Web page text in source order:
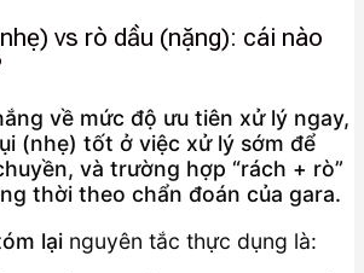
vs rò dầu (nặng): cái nào
về mức độ ưu tiên xử lý ngay,
(nhẹ) tốt ở việc xử lý sớm để
và trường hợp “rách + rò”
thời theo chẩn đoán của gara.
lại nguyên tắc thực dụng là: